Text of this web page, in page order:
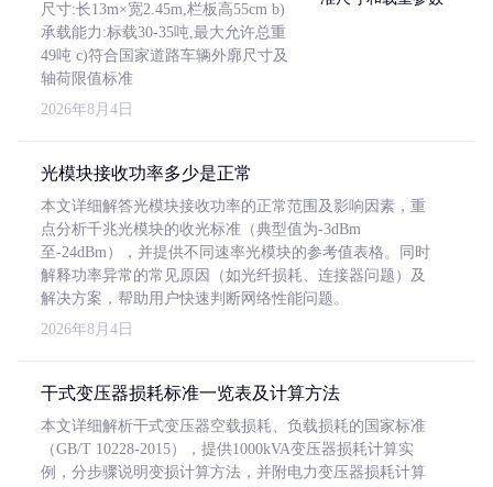
尺寸:长13m×宽2.45m,栏板高55cm b)
承载能力:标载30-35吨,最大允许总重
49吨 c)符合国家道路车辆外廓尺寸及
轴荷限值标准
2026年8月4日
光模块接收功率多少是正常
本文详细解答光模块接收功率的正常范围及影响因素，重
点分析千兆光模块的收光标准（典型值为-3dBm
至-24dBm），并提供不同速率光模块的参考值表格。同时
解释功率异常的常见原因（如光纤损耗、连接器问题）及
解决方案，帮助用户快速判断网络性能问题。
2026年8月4日
干式变压器损耗标准一览表及计算方法
本文详细解析干式变压器空载损耗、负载损耗的国家标准
（GB/T 10228-2015），提供1000kVA变压器损耗计算实
例，分步骤说明变损计算方法，并附电力变压器损耗计算